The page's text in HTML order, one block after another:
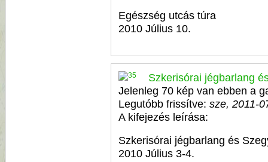
Egészség utcás túra
2010 Július 10.
Szkerisórai jégbarlang
Jelenleg 70 kép van ebben a
Legutóbb frissítve: sze, 2011-
A kifejezés leírása:
Szkerisórai jégbarlang és
2010 Július 3-4.